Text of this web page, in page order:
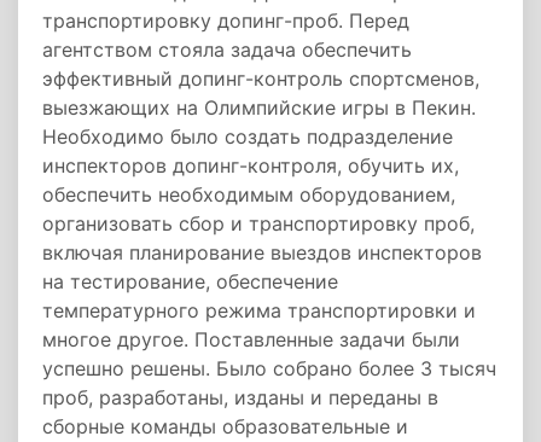
транспортировку допинг-проб. Перед
агентством стояла задача обеспечить
эффективный допинг-контроль спортсменов,
выезжающих на Олимпийские игры в Пекин.
Необходимо было создать подразделение
инспекторов допинг-контроля, обучить их,
обеспечить необходимым оборудованием,
организовать сбор и транспортировку проб,
включая планирование выездов инспекторов
на тестирование, обеспечение
температурного режима транспортировки и
многое другое. Поставленные задачи были
успешно решены. Было собрано более 3 тысяч
проб, разработаны, изданы и переданы в
сборные команды образовательные и